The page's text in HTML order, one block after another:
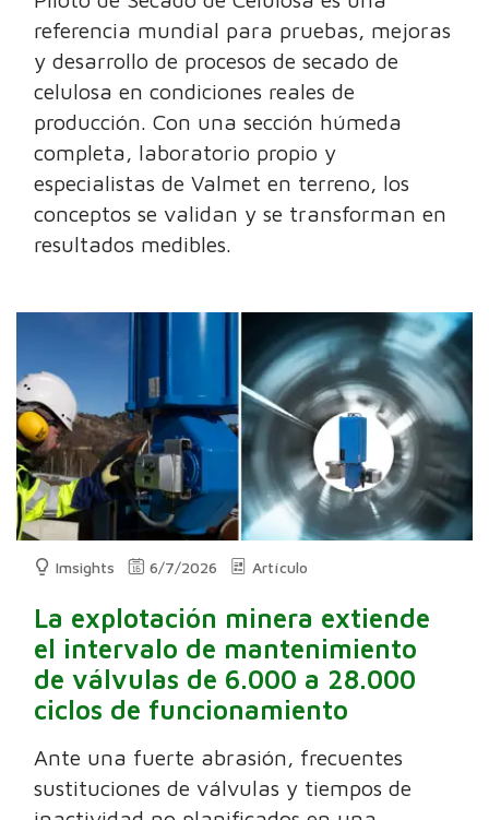
referencia mundial para pruebas, mejoras
y desarrollo de procesos de secado de
celulosa en condiciones reales de
producción. Con una sección húmeda
completa, laboratorio propio y
especialistas de Valmet en terreno, los
conceptos se validan y se transforman en
resultados medibles.
Imsights 6/7/2026 Artículo
La explotación minera extiende
el intervalo de mantenimiento
de válvulas de 6.000 a 28.000
ciclos de funcionamiento
Ante una fuerte abrasión, frecuentes
sustituciones de válvulas y tiempos de